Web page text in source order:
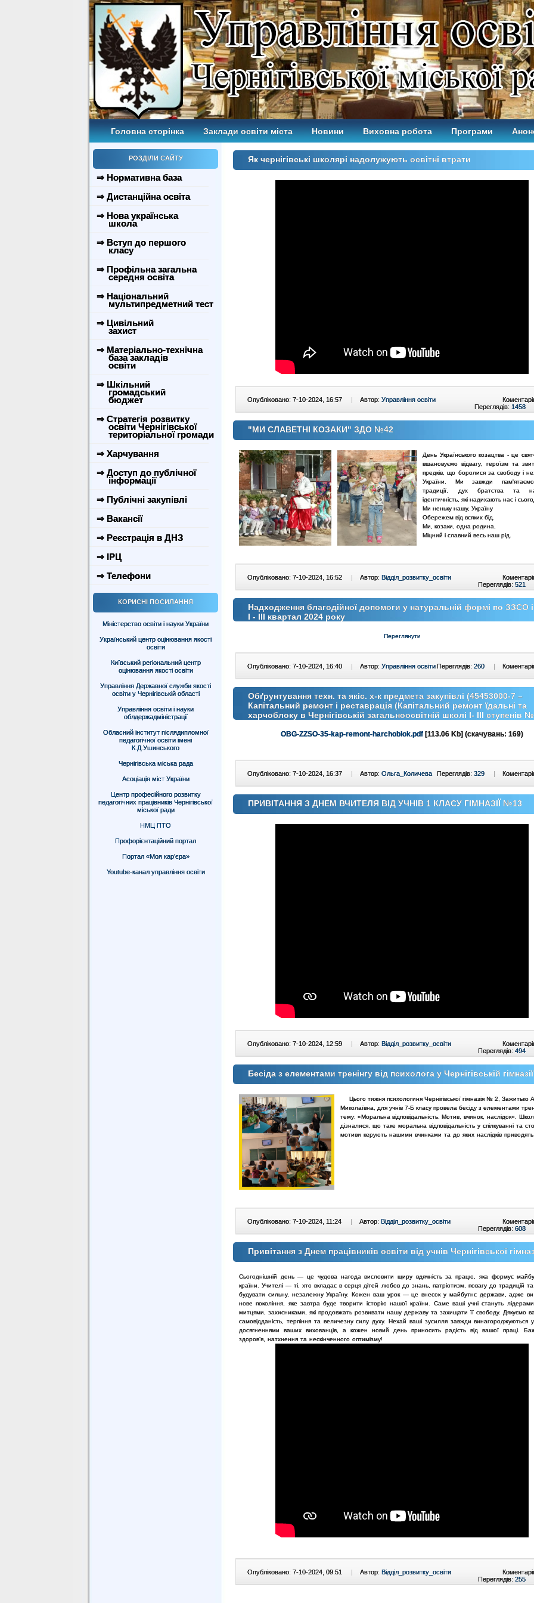
Головна сторінка Заклади освіти міста Новини Виховна робота Програми
РОЗДІЛИ САЙТУ
⇒ Нормативна база
⇒ Дистанційна освіта
⇒ Нова українська
школа
⇒ Вступ до першого
класу
⇒ Профільна загальна
середня освіта
⇒ Національний
мультипредметний тест
⇒ Цивільний
захист
⇒ Матеріально-технічна
база закладів
освіти
⇒ Шкільний
громадський
бюджет
⇒ Стратегія розвитку
освіти Чернігівської
територіальної громади
⇒ Харчування
⇒ Доступ до публічної
інформації
⇒ Публічні закупівлі
⇒ Вакансії
⇒ Реєстрація в ДНЗ
⇒ ІРЦ
⇒ Телефони
КОРИСНІ ПОСИЛАННЯ
Міністерство освіти і науки України
Український центр оцінювання якості
освіти
Київський регіональний центр
оцінювання якості освіти
Управління Державної служби якості
освіти у Чернігівській області
Управління освіти і науки
облдержадміністрації
Обласний інститут післядипломної
педагогічної освіти імені
К.Д.Ушинського
Чернігівська міська рада
Асоціація міст України
Центр професійного розвитку
педагогічних працівників Чернігівської
міської ради
НМЦ ПТО
Профорієнтаційний портал
Портал «Моя кар’єра»
Youtube-канал управління освіти
Як чернігівські школярі надолужують освітні втрати
Опубліковано: 7-10-2024, 16:57 | Автор: Управління освіти
Переглядів: 1458
"МИ СЛАВЕТНІ КОЗАКИ" ЗДО №42
День Українського козацтва - це
вшановуємо відвагу, героїзм та
предків, що боролися за свободу і
України. Ми завжди пам'ятаємо
традиції, дух братства та
ідентичність, які надихають нас і
Ми неньку нашу, Україну
Обережем від всяких бід.
Ми, козаки, одна родина,
Міцний і славний весь наш рід.
Опубліковано: 7-10-2024, 16:52 | Автор: Відділ_розвитку_освіти
Переглядів: 521
Надходження благодійної допомоги у натуральній формі по ЗЗСО
І - ІІI квартал 2024 року
Переглянути
Опубліковано: 7-10-2024, 16:40 | Автор: Управління освітиПереглядів: 260 |
Обґрунтування техн. та якіс. х-к предмета закупівлі (45453000-7 –
Капітальний ремонт і реставрація (Капітальний ремонт їдальні та
харчоблоку в Чернігівській загальноосвітній школі І- ІІІ ступенів
OBG-ZZSO-35-kap-remont-harchoblok.pdf [113.06 Kb] (cкачувань: 169)
Опубліковано: 7-10-2024, 16:37 | Автор: Ольга_Количева Переглядів: 329 |
ПРИВІТАННЯ З ДНЕМ ВЧИТЕЛЯ ВІД УЧНІВ 1 КЛАСУ ГІМНАЗІЇ №13
Опубліковано: 7-10-2024, 12:59 | Автор: Відділ_розвитку_освіти
Переглядів: 494
Бесіда з елементами тренінгу від психолога у Чернігівській
Цього тижня психологиня Чернігівської гімназія № 2, Зажитько
Миколаївна, для учнів 7-Б класу провела бесіду з елементами
тему: «Моральна відповідальність. Мотив, вчинок, наслідок».
дізналися, що таке моральна відповідальність у спілкуванні та
мотиви керують нашими вчинками та до яких наслідків приводять.
Опубліковано: 7-10-2024, 11:24 | Автор: Відділ_розвитку_освіти
Переглядів: 608
Привітання з Днем працівників освіти від учнів Чернігівської
Сьогоднішній день — це чудова нагода висловити щиру вдячність за працю, яка формує
країни. Учителі — ті, хто вкладає в серця дітей любов до знань, патріотизм, повагу до традицій та
будувати сильну, незалежну Україну.Кожен ваш урок — це внесок у майбутнє держави, адже ви
нове покоління, яке завтра буде творити історію нашої країни. Саме ваші учні стануть
митцями, захисниками, які продовжать розвивати нашу державу та захищати її свободу. Дякуємо
самовідданість, терпіння та величезну силу духу. Нехай ваші зусилля завжди винагороджуються
досягненнями ваших вихованців, а кожен новий день приносить радість від вашої праці.
здоров’я, натхнення та нескінченного оптимізму!
Опубліковано: 7-10-2024, 09:51 | Автор: Відділ_розвитку_освіти
Переглядів: 255